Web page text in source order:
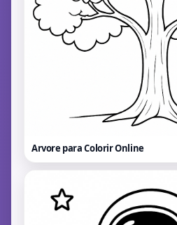
Arvore para ColorirOnline